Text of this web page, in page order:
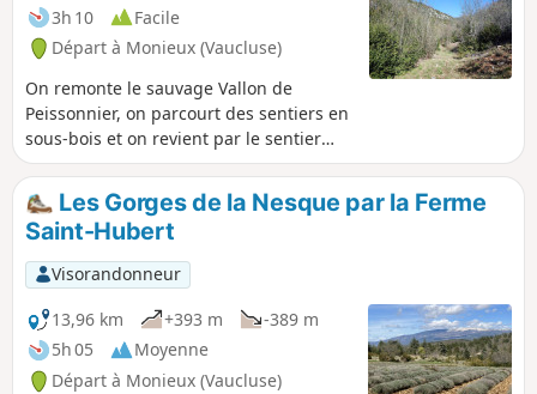
3h 10
Facile
Départ à Monieux (Vaucluse)
On remonte le sauvage Vallon de
Peissonnier, on parcourt des sentiers en
sous-bois et on revient par le sentier
des Gorges de la Nesque.
Les Gorges de la Nesque par la Ferme
Saint-Hubert
Visorandonneur
13,96 km
+393 m
-389 m
5h 05
Moyenne
Départ à Monieux (Vaucluse)